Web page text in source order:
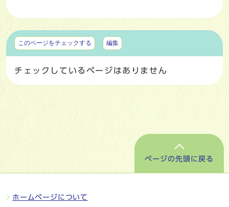
マイページ
このページをチェックする 編集
チェックしているページはありません
ページの先頭に戻る
ホームページについて